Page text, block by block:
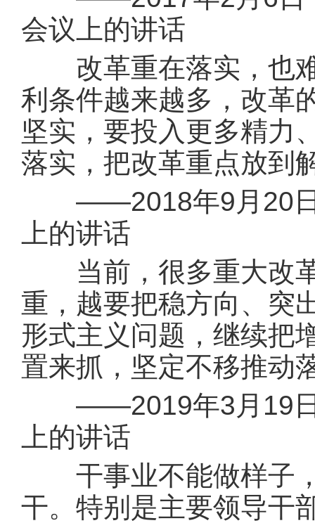
会议上的讲话
改革重在落实，也难
利条件越来越多，改革
坚实，要投入更多精力
落实，把改革重点放到
——2018年9月20日
上的讲话
当前，很多重大改革
重，越要把稳方向、突
形式主义问题，继续把
置来抓，坚定不移推动
——2019年3月19日
上的讲话
干事业不能做样子，
干。特别是主要领导干